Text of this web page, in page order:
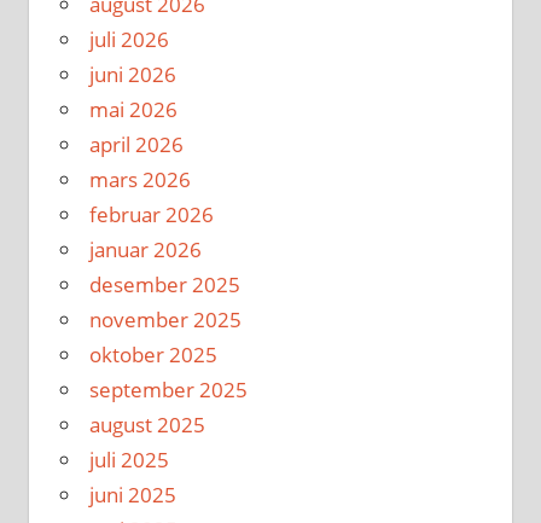
juli 2026
juni 2026
mai 2026
april 2026
mars 2026
februar 2026
januar 2026
desember 2025
november 2025
oktober 2025
september 2025
august 2025
juli 2025
juni 2025